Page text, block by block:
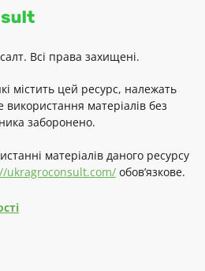
Всі права захищені.
містить цей ресурс, належать
матеріалів без
заборонено.
матеріалів даного ресурсу
ukragroconsult.com/ обов’язкове.